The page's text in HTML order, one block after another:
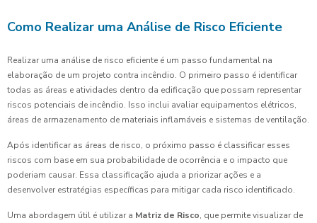
Como Realizar uma Análise de Risco Eficiente
Realizar uma análise de risco eficiente é um passo fundamental na
elaboração de um projeto contra incêndio. O primeiro passo é identificar
todas as áreas e atividades dentro da edificação que possam representar
riscos potenciais de incêndio. Isso inclui avaliar equipamentos elétricos,
áreas de armazenamento de materiais inflamáveis e sistemas de ventilação.
Após identificar as áreas de risco, o próximo passo é classificar esses
riscos com base em sua probabilidade de ocorrência e o impacto que
poderiam causar. Essa classificação ajuda a priorizar ações e a
desenvolver estratégias específicas para mitigar cada risco identificado.
Uma abordagem útil é utilizar a Matriz de Risco, que permite visualizar de